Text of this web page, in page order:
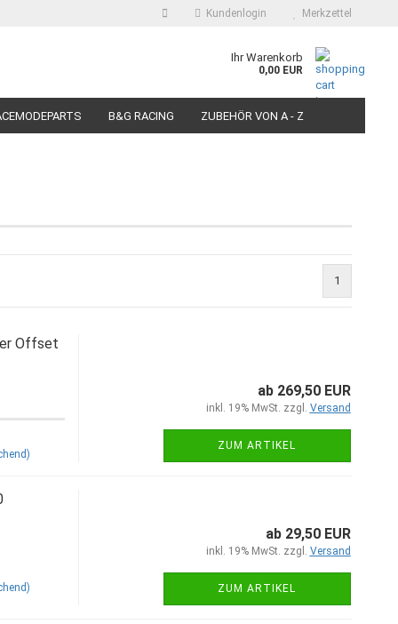
Kundenlogin
Konto erstellen
Merkzettel
Ihr Warenkorb
0,00 EUR
B&G RACING ZUBEHÖR VON A - Z
MOTORRÄDER
1
Offset
ab 269,50 EUR
inkl. 19% MwSt. zzgl. Versand
ZUM ARTIKEL
ab 29,50 EUR
inkl. 19% MwSt. zzgl. Versand
ZUM ARTIKEL